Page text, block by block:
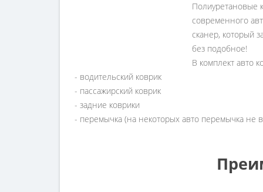
Полиуретановые
современного
сканер, который
без подобное!
В комплект авто
- водительский коврик
- пассажирский коврик
- задние коврики
- перемычка (на некоторых авто перемычка не